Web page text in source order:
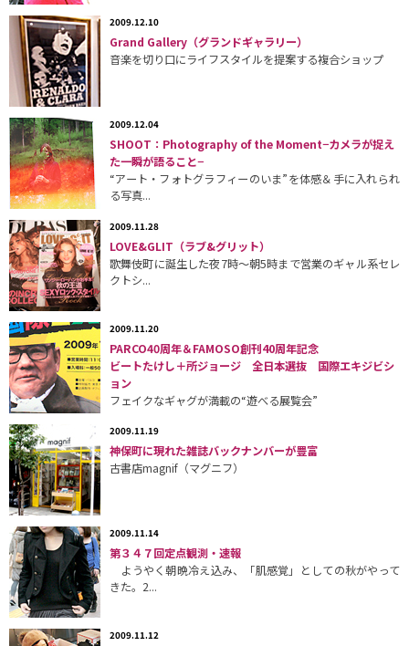
2009.12.10
Grand Gallery（グランドギャラリー）
音楽を切り口にライフスタイルを提案する複合ショップ
2009.12.04
SHOOT：Photography of the Moment−カメラが捉え
た一瞬が語ること−
“アート・フォトグラフィーのいま”を体感＆手に入れられ
る写真...
2009.11.28
LOVE&GLIT（ラブ&グリット）
歌舞伎町に誕生した夜7時〜朝5時まで営業のギャル系セレ
クトシ...
2009.11.20
PARCO40周年＆FAMOSO創刊40周年記念
ビートたけし＋所ジョージ 全日本選抜 国際エキジビシ
ョン
フェイクなギャグが満載の“遊べる展覧会”
2009.11.19
神保町に現れた雑誌バックナンバーが豊富
古書店magnif（マグニフ）
2009.11.14
第３４７回定点観測・速報
ようやく朝晩冷え込み、「肌感覚」としての秋がやって
きた。2...
2009.11.12